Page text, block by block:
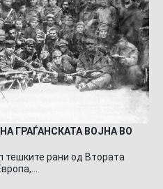
ГРАЃАНСКАТА ВОЈНА ВО
тешките рани од Втората